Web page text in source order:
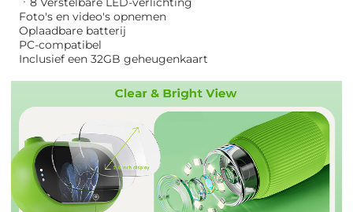
Foto's en video's opnemen
Oplaadbare batterij
PC-compatibel
Inclusief een 32GB geheugenkaart